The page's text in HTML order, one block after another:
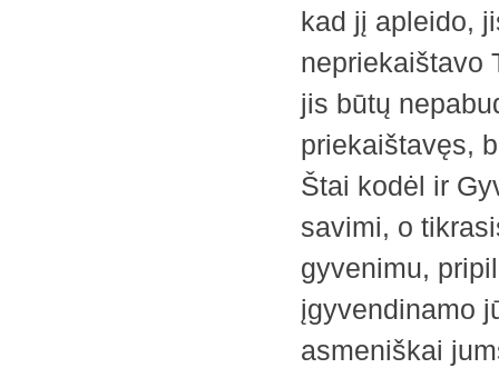
kad jį apleido,
nepriekaištavo
jis būtų
priekaištavęs,
Štai kodėl ir
savimi, o
gyvenimu,
įgyvendinamo
asmeniškai